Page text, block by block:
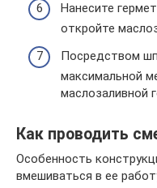
Нанесите
откройте
Посредством
максимальной
маслозаливной
Как проводить
Особенность
вмешиваться в ее